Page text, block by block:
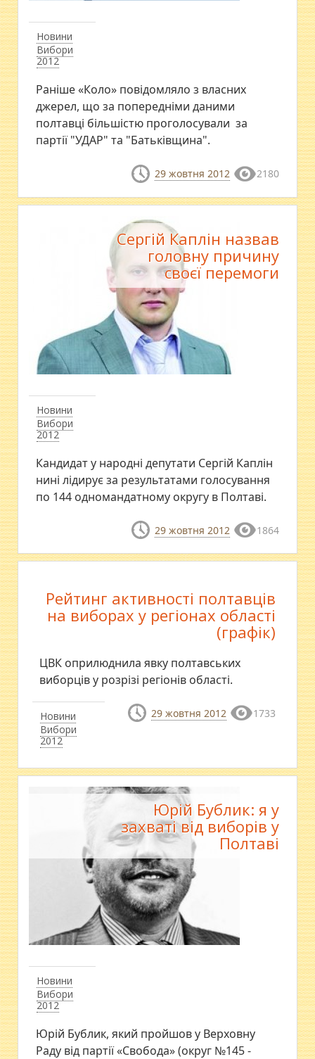
Новини
Вибори
2012
Раніше «Коло» повідомляло з власних
джерел, що за попередніми даними
полтавці більшістю проголосували за
партії "УДАР" та "Батьківщина".
29 жовтня 2012 2180
Новини
Вибори
2012
Сергій Каплін назвав
головну причину
своєї перемоги
Кандидат у народні депутати Сергій Каплін
нині лідирує за результатами голосування
по 144 одномандатному округу в Полтаві.
29 жовтня 2012 1864
Новини
Вибори
2012
Рейтинг активності полтавців
на виборах у регіонах області
(графік)
ЦВК оприлюднила явку полтавських
виборців у розрізі регіонів області.
29 жовтня 2012 1733
Новини
Вибори
2012
Юрій Бублик: я у
захваті від виборів у
Полтаві
Юрій Бублик, який пройшов у Верховну
Раду від партії «Свобода» (округ №145 -